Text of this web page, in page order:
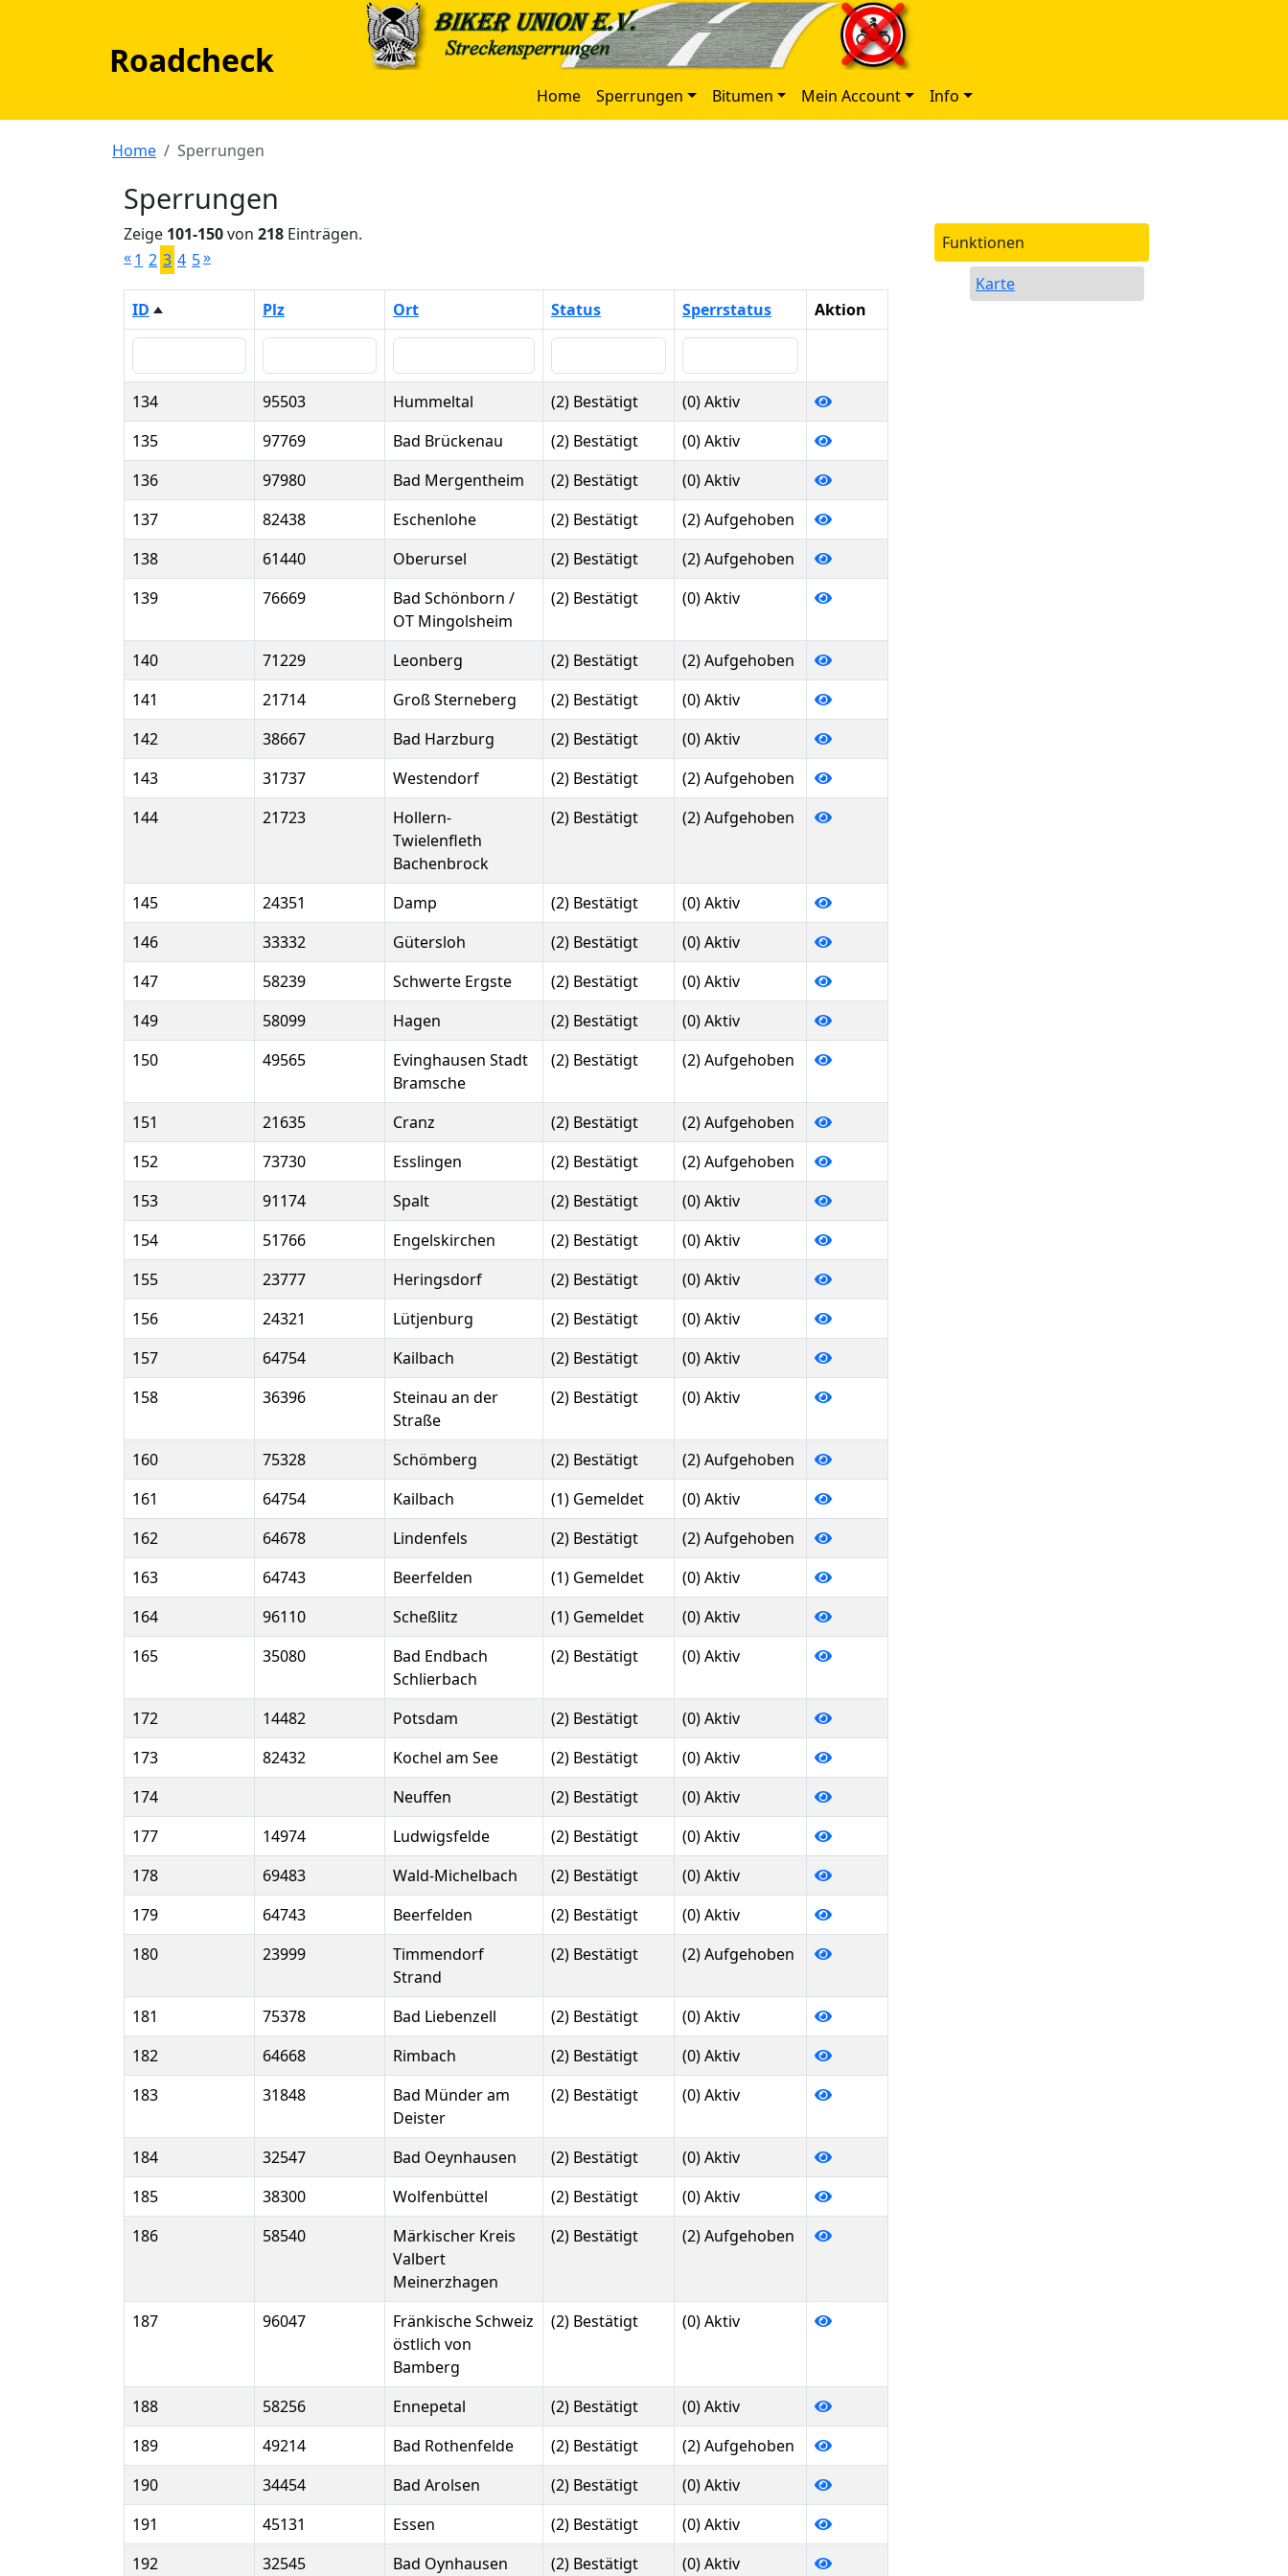
Roadcheck
Home Sperrungen Bitumen Mein Account Info
Home Sperrungen
Sperrungen
Zeige 101-150von 218 Einträgen.
«1 2 3 4 5»
ID Plz Ort Status Sperrstatus Aktion
134 95503 Hummeltal (2) Bestätigt
(0) Aktiv
135
97769 Bad Brückenau (2) Bestätigt
(0) Aktiv
136
97980 Bad Mergentheim (2) Bestätigt
(0) Aktiv
137
82438 Eschenlohe (2) Bestätigt
(2) Aufgehoben
138
61440 Oberursel (2) Bestätigt
(2) Aufgehoben
139
76669
Bad Schönborn /
OT Mingolsheim
(2) Bestätigt (0) Aktiv
140 71229 Leonberg (2) Bestätigt
(2) Aufgehoben
141
21714 Groß Sterneberg (2) Bestätigt
(0) Aktiv
142
38667 Bad Harzburg (2) Bestätigt
(0) Aktiv
143
31737 Westendorf (2) Bestätigt
(2) Aufgehoben
144
21723
Hollern-
Twielenfleth
Bachenbrock
(2) Bestätigt (2) Aufgehoben
145 24351 Damp (2) Bestätigt
(0) Aktiv
146
33332 Gütersloh (2) Bestätigt
(0) Aktiv
147
58239 Schwerte Ergste (2) Bestätigt
(0) Aktiv
149
58099 Hagen (2) Bestätigt
(0) Aktiv
150
49565
Evinghausen Stadt
Bramsche
(2) Bestätigt (2) Aufgehoben
151 21635 Cranz (2) Bestätigt
(2) Aufgehoben
152
73730 Esslingen (2) Bestätigt
(2) Aufgehoben
153
91174 Spalt (2) Bestätigt
(0) Aktiv
154
51766 Engelskirchen (2) Bestätigt
(0) Aktiv
155
23777 Heringsdorf (2) Bestätigt
(0) Aktiv
156
24321 Lütjenburg (2) Bestätigt
(0) Aktiv
157
64754 Kailbach (2) Bestätigt
(0) Aktiv
158
36396
Steinau an der
Straße
(2) Bestätigt (0) Aktiv
160 75328 Schömberg (2) Bestätigt
(2) Aufgehoben
161
64754 Kailbach (1) Gemeldet
(0) Aktiv
162
64678 Lindenfels (2) Bestätigt
(2) Aufgehoben
163
64743 Beerfelden (1) Gemeldet
(0) Aktiv
164
96110 Scheßlitz (1) Gemeldet
(0) Aktiv
165
35080
Bad Endbach
Schlierbach
(2) Bestätigt (0) Aktiv
172 14482 Potsdam (2) Bestätigt
(0) Aktiv
173
82432 Kochel am See (2) Bestätigt
(0) Aktiv
174
Neuffen (2) Bestätigt
(0) Aktiv
177
14974 Ludwigsfelde (2) Bestätigt
(0) Aktiv
178
69483 Wald-Michelbach (2) Bestätigt
(0) Aktiv
179
64743 Beerfelden (2) Bestätigt
(0) Aktiv
180
23999
Timmendorf
Strand
(2) Bestätigt (2) Aufgehoben
181 75378 Bad Liebenzell (2) Bestätigt
(0) Aktiv
182
64668 Rimbach (2) Bestätigt
(0) Aktiv
183
31848
Bad Münder am
Deister
(2) Bestätigt (0) Aktiv
184 32547 Bad Oeynhausen (2) Bestätigt
(0) Aktiv
185
38300 Wolfenbüttel (2) Bestätigt
(0) Aktiv
186
58540
Märkischer Kreis
Valbert
Meinerzhagen
(2) Bestätigt (2) Aufgehoben
187 96047
Fränkische Schweiz
östlich von
Bamberg
(2) Bestätigt (0) Aktiv
188 58256 Ennepetal (2) Bestätigt
(0) Aktiv
189
49214 Bad Rothenfelde (2) Bestätigt
(2) Aufgehoben
190
34454 Bad Arolsen (2) Bestätigt
(0) Aktiv
191
45131 Essen (2) Bestätigt
(0) Aktiv
192
32545 Bad Oynhausen (2) Bestätigt (0) Aktiv
Funktionen
Karte